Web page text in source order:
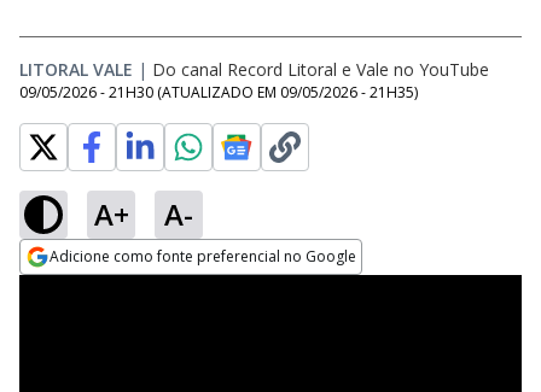
LITORAL VALE | Do canal Record Litoral e Vale no YouTube
09/05/2026 - 21H30 (ATUALIZADO EM 09/05/2026 - 21H35)
A+ A-
Adicione como fonte preferencial no Google